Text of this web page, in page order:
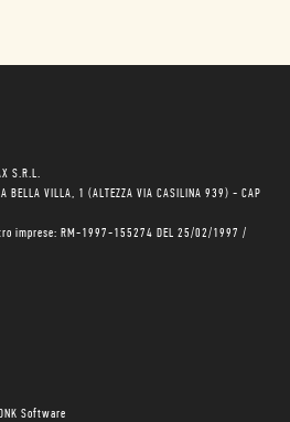
S.R.L.
BELLA VILLA, 1 (ALTEZZA VIA CASILINA 939) - CAP
imprese: RM-1997-155274 DEL 25/02/1997 /
Software